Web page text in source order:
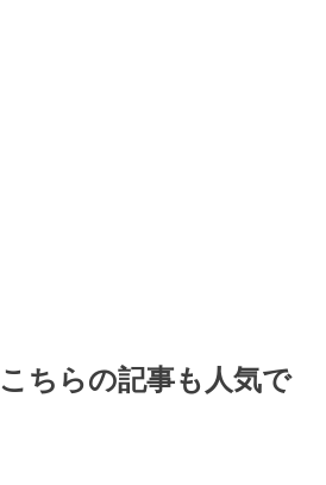
こちらの記事も人気で